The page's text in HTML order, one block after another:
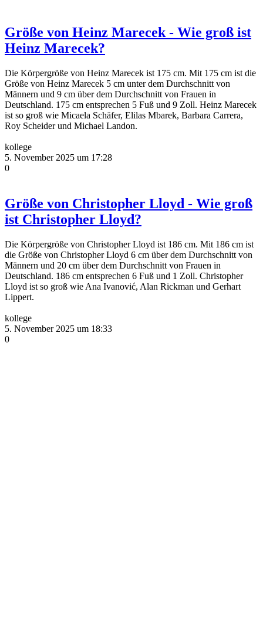
Größe von Heinz Marecek - Wie groß ist
Heinz Marecek?
Die Körpergröße von Heinz Marecek ist 175 cm. Mit 175 cm ist die
Größe von Heinz Marecek 5 cm unter dem Durchschnitt von
Männern und 9 cm über dem Durchschnitt von Frauen in
Deutschland. 175 cm entsprechen 5 Fuß und 9 Zoll. Heinz Marecek
ist so groß wie Micaela Schäfer, Elilas Mbarek, Barbara Carrera,
Roy Scheider und Michael Landon.
kollege
5. November 2025 um 17:28
0
Größe von Christopher Lloyd - Wie groß
ist Christopher Lloyd?
Die Körpergröße von Christopher Lloyd ist 186 cm. Mit 186 cm ist
die Größe von Christopher Lloyd 6 cm über dem Durchschnitt von
Männern und 20 cm über dem Durchschnitt von Frauen in
Deutschland. 186 cm entsprechen 6 Fuß und 1 Zoll. Christopher
Lloyd ist so groß wie Ana Ivanović, Alan Rickman und Gerhart
Lippert.
kollege
5. November 2025 um 18:33
0